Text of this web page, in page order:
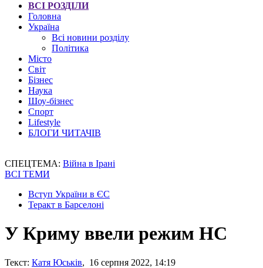
ВСІ РОЗДІЛИ
Головна
Україна
Всі новини розділу
Політика
Місто
Світ
Бізнес
Наука
Шоу-бізнес
Спорт
Lifestyle
БЛОГИ ЧИТАЧІВ
СПЕЦТЕМА: Війна в Ірані
ВСІ ТЕМИ
Вступ України в ЄС
Теракт в Барселоні
У Криму ввели режим НС
Текст: Катя Юськів, 16 серпня 2022, 14:19